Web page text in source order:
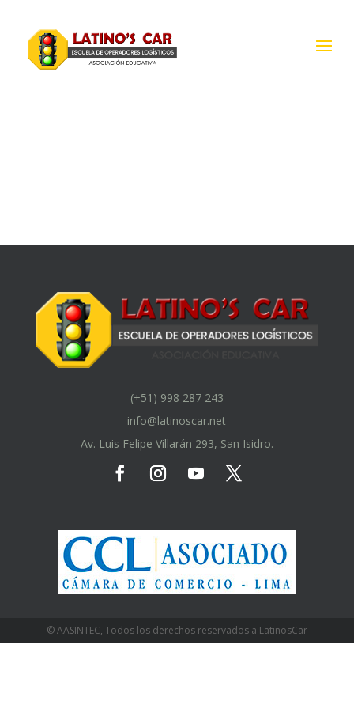
(+51) 998 287 243
info@latinoscar.net
Av. Luis Felipe Villarán 293, San Isidro.
© AASINTEC, Todos los derechos reservados a LatinosCar